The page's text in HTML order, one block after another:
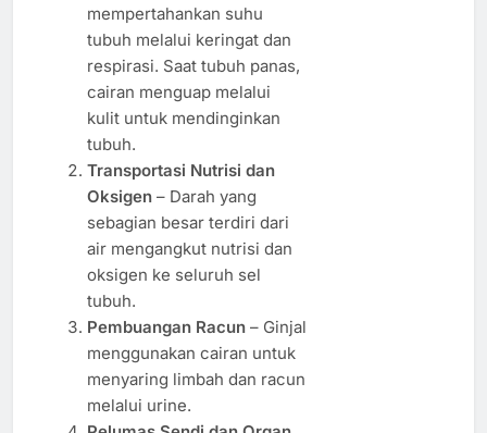
mempertahankan suhu
tubuh melalui keringat dan
respirasi. Saat tubuh panas,
cairan menguap melalui
kulit untuk mendinginkan
tubuh.
Transportasi Nutrisi dan
Oksigen– Darah yang
sebagian besar terdiri dari
air mengangkut nutrisi dan
oksigen ke seluruh sel
tubuh.
Pembuangan Racun– Ginjal
menggunakan cairan untuk
menyaring limbah dan racun
melalui urine.